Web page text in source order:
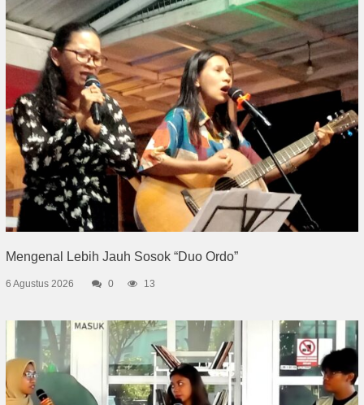
Mengenal Lebih Jauh Sosok “Duo Ordo”
6 Agustus 2026 0 13